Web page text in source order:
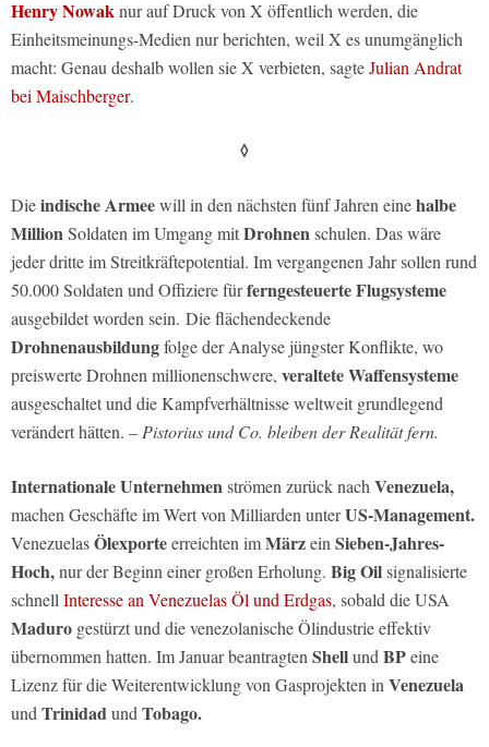
Henry Nowaknur auf Druck von X öffentlich werden, die
Einheitsmeinungs-Medien nur berichten, weil X es unumgänglich
macht: Genau deshalb wollen sie X verbieten, sagteJulian Andrat
bei Maischberger.
◊
Dieindische Armeewill in den nächsten fünf Jahren einehalbe
MillionSoldaten im Umgang mitDrohnenschulen. Das wäre
jeder dritte im Streitkräftepotential. Im vergangenen Jahr sollen rund
50.000 Soldaten und Offiziere fürferngesteuerte Flugsysteme
ausgebildet worden sein. Die flächendeckende
Drohnenausbildungfolge der Analyse jüngster Konflikte, wo
preiswerte Drohnen millionenschwere, veraltete Waffensysteme
ausgeschaltet und die Kampfverhältnisse weltweit grundlegend
verändert hätten. – Pistorius und Co. bleiben der Realität fern.
Internationale Unternehmenströmen zurück nach Venezuela,
machen Geschäfte im Wert von Milliarden unterUS-Management.
VenezuelasÖlexporteerreichten imMärzein Sieben-Jahres-
Hoch,nur der Beginn einer großen Erholung. Big Oilsignalisierte
schnell Interesse an Venezuelas Öl und Erdgas, sobald die USA
Maduro gestürzt und die venezolanische Ölindustrie effektiv
übernommen hatten. Im Januar beantragten Shellund BPeine
Lizenz für die Weiterentwicklung von Gasprojekten in Venezuela
und Trinidadund Tobago.